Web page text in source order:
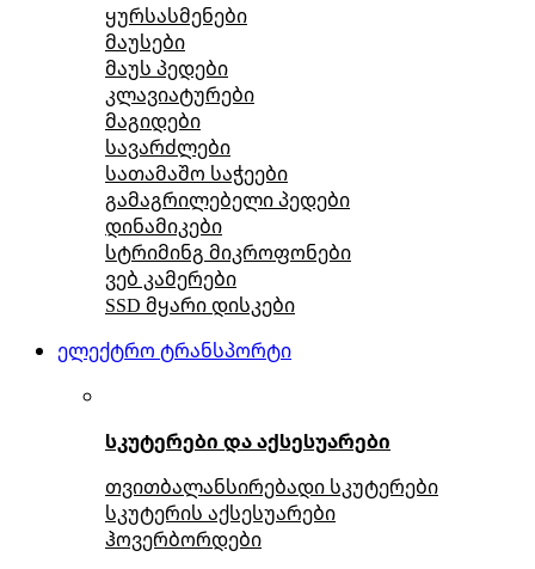
ყურსასმენები
მაუსები
მაუს პედები
კლავიატურები
მაგიდები
სავარძლები
სათამაშო საჭეები
გამაგრილებელი პედები
დინამიკები
სტრიმინგ მიკროფონები
ვებ კამერები
SSD მყარი დისკები
ელექტრო ტრანსპორტი
სკუტერები და აქსესუარები
თვითბალანსირებადი სკუტერები
სკუტერის აქსესუარები
ჰოვერბორდები